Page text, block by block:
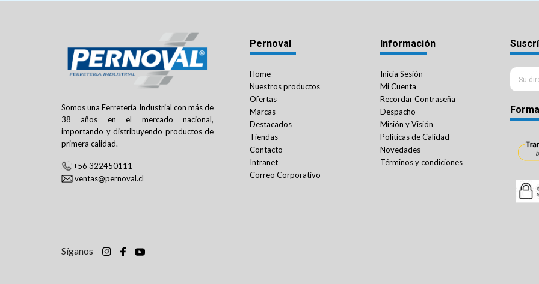
Somos una Ferretería Industrial con más de
38 años en el mercado nacional,
importando y distribuyendo productos de
primera calidad.
+56 322450111
ventas@pernoval.cl
Síganos
Pernoval
Home
Nuestros productos
Ofertas
Marcas
Destacados
Tiendas
Contacto
Intranet
Correo Corporativo
Información
Inicia Sesión
Mi Cuenta
Recordar Contraseña
Despacho
Misión y Visión
Políticas de Calidad
Novedades
Términos y condiciones